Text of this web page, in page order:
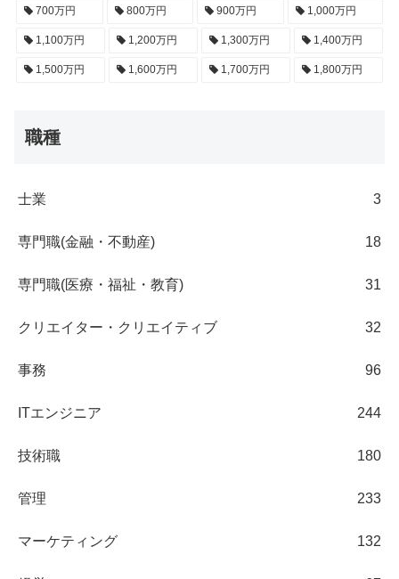
700万円 800万円 900万円 1,000万円
1,100万円 1,200万円 1,300万円 1,400万円
1,500万円 1,600万円 1,700万円 1,800万円
職種
士業 3
専門職(金融・不動産) 18
専門職(医療・福祉・教育) 31
クリエイター・クリエイティブ 32
事務 96
ITエンジニア 244
技術職 180
管理 233
マーケティング 132